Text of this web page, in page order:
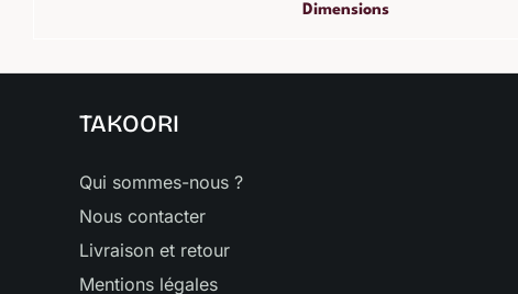
Dimensions
TAKOORI
Qui sommes-nous ?
Nous contacter
Livraison et retour
Mentions légales